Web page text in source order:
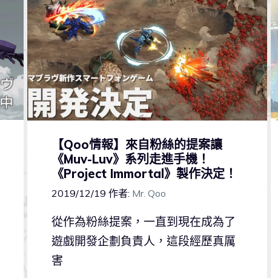
【Qoo情報】來自粉絲的提案讓
《Muv-Luv》系列走進手機！
《Project Immortal》製作決定！
2019/12/19 作者: Mr. Qoo
從作為粉絲提案，一直到現在成為了
遊戲開發企劃負責人，這段經歷真厲
害